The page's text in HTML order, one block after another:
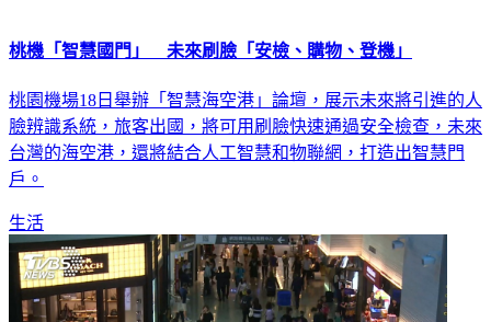
桃機「智慧國門」 未來刷臉「安檢、購物、登機」
桃園機場18日舉辦「智慧海空港」論壇，展示未來將引進的人
臉辨識系統，旅客出國，將可用刷臉快速通過安全檢查，未來
台灣的海空港，還將結合人工智慧和物聯網，打造出智慧門
戶。
生活